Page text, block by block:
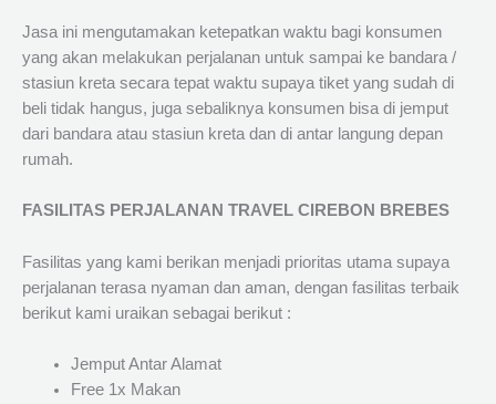
Jasa ini mengutamakan ketepatkan waktu bagi konsumen
yang akan melakukan perjalanan untuk sampai ke bandara /
stasiun kreta secara tepat waktu supaya tiket yang sudah di
beli tidak hangus, juga sebaliknya konsumen bisa di jemput
dari bandara atau stasiun kreta dan di antar langung depan
rumah.
FASILITAS PERJALANAN TRAVEL CIREBON BREBES
Fasilitas yang kami berikan menjadi prioritas utama supaya
perjalanan terasa nyaman dan aman, dengan fasilitas terbaik
berikut kami uraikan sebagai berikut :
Jemput Antar Alamat
Free 1x Makan